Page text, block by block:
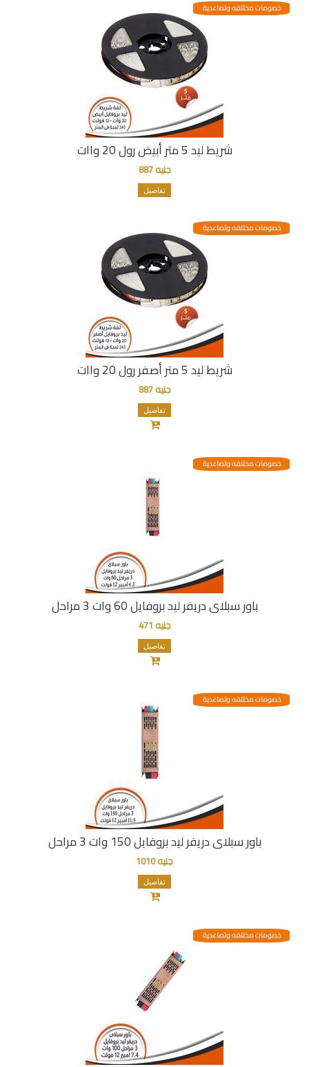
شريط ليد 5 متر أبيض رول 20 واات
خصومات مختلفه وتصاعدية
جنيه 887
تفاصيل
شريط ليد 5 متر أصفر رول 20 واات
خصومات مختلفه وتصاعدية
جنيه 887
تفاصيل
باور سبلاى دريفر ليد بروفايل 60 وات 3 مراحل
خصومات مختلفه وتصاعدية
جنيه 471
تفاصيل
باور سبلاى دريفر ليد بروفايل 150 وات 3 مراحل
خصومات مختلفه وتصاعدية
جنيه 1010
تفاصيل
خصومات مختلفه وتصاعدية